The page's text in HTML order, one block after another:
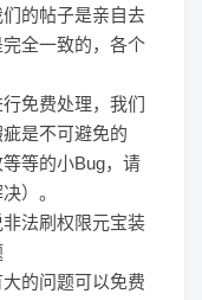
的帖子是亲自去
全一致的，各个
免费处理，我们
是不可避免的
等等的小Bug，请
）。
法刷权限元宝装
的问题可以免费